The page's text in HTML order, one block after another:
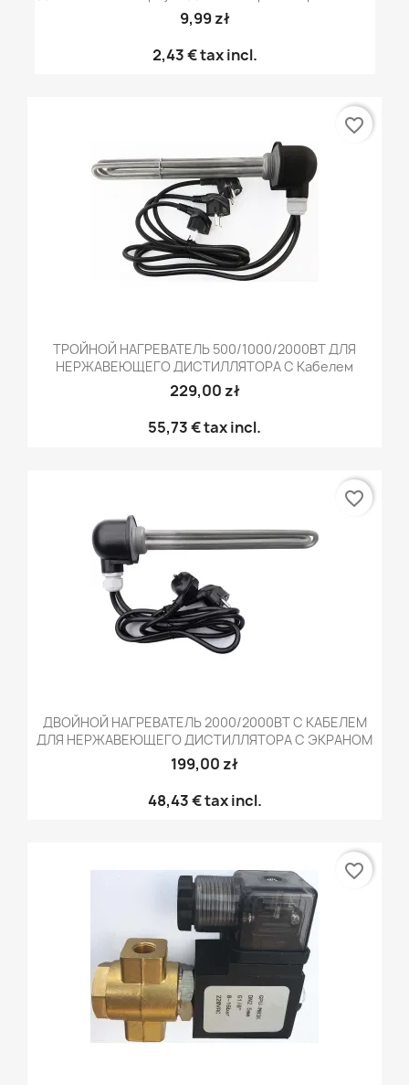
9,99 zł
2,43 €tax incl.
ТРОЙНОЙ НАГРЕВАТЕЛЬ 500/1000/2000ВТ ДЛЯ
НЕРЖАВЕЮЩЕГО ДИСТИЛЛЯТОРА С Кабелем
229,00 zł
55,73 €tax incl.
favorite_border
ДВОЙНОЙ НАГРЕВАТЕЛЬ 2000/2000ВТ С КАБЕЛЕМ
ДЛЯ НЕРЖАВЕЮЩЕГО ДИСТИЛЛЯТОРА С ЭКРАНОМ
199,00 zł
48,43 €tax incl.
favorite_border
favorite_border